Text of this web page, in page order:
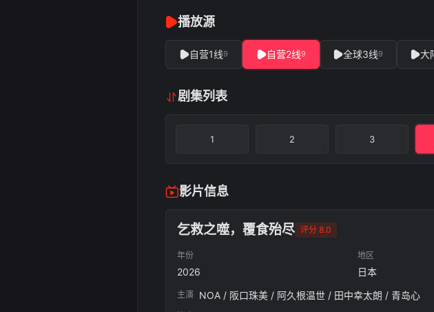
播放源
自营1线9 自营2线9 全球3线9 大
剧集列表
1 2 3
影片信息
乞救之噬，覆食殆尽 评分 8.0
年份
2026
地区
日本
主演 NOA / 阪口珠美 / 阿久根温世 / 田中幸太朗 / 青岛心